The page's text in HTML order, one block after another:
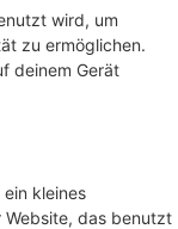
wird, um
zu ermöglichen.
deinem Gerät
kleines
das benutzt